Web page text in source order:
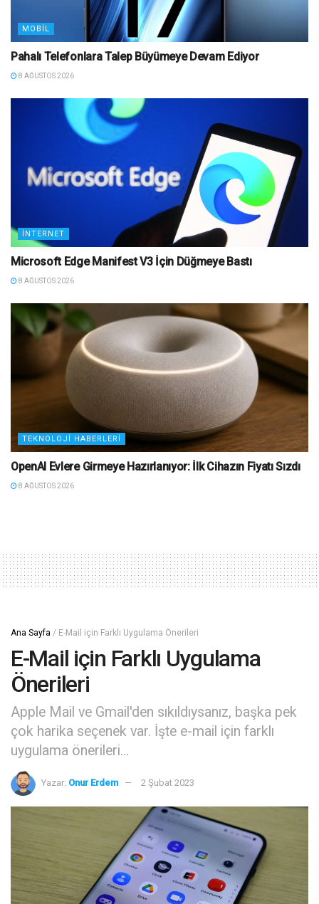
MOBIL
Pahalı Telefonlara Talep Büyümeye Devam Ediyor
8 AĞUSTOS 2026
İNTERNET
Microsoft Edge Manifest V3 İçin Düğmeye Bastı
8 AĞUSTOS 2026
TEKNOLOJI HABERLERI
OpenAI Evlere Girmeye Hazırlanıyor: İlk Cihazın Fiyatı Sızdı
8 AĞUSTOS 2026
Ana Sayfa / E-Mail için Farklı Uygulama Önerileri
E-Mail için Farklı Uygulama
Önerileri
Apple Mail ve Gmail'den sıkıldıysanız, başka pek
çok harika seçenek var. İşte e-mail için farklı
uygulama önerileri...
Yazar: Onur Erdem 2 Şubat 2023